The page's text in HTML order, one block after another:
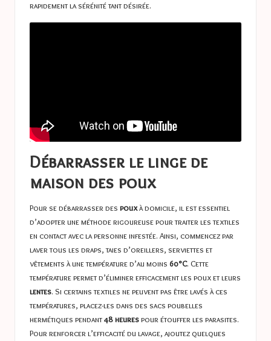
rapidement la sérénité tant désirée.
Débarrasser le linge de
maison des poux
Pour se débarrasser des pouxà domicile, il est essentiel
d’adopter une méthode rigoureuse pour traiter les textiles
en contact avec la personne infestée. Ainsi, commencez par
laver tous les draps, taies d’oreillers, serviettes et
vêtements à une température d’au moins 60°C. Cette
température permet d’éliminer efficacement les poux et leurs
lentes. Si certains textiles ne peuvent pas être lavés à ces
températures, placez-les dans des sacs poubelles
hermétiques pendant48 heurespour étouffer les parasites.
Pour renforcer l’efficacité du lavage, ajoutez quelques